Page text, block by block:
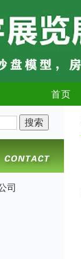
首页
司